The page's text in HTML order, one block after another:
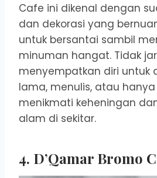
Cafe ini dikenal dengan
dan dekorasi yang
untuk bersantai sambil
minuman hangat. Tidak
menyempatkan diri untuk
lama, menulis, atau
menikmati keheningan
alam di sekitar.
4. D’Qamar Bromo